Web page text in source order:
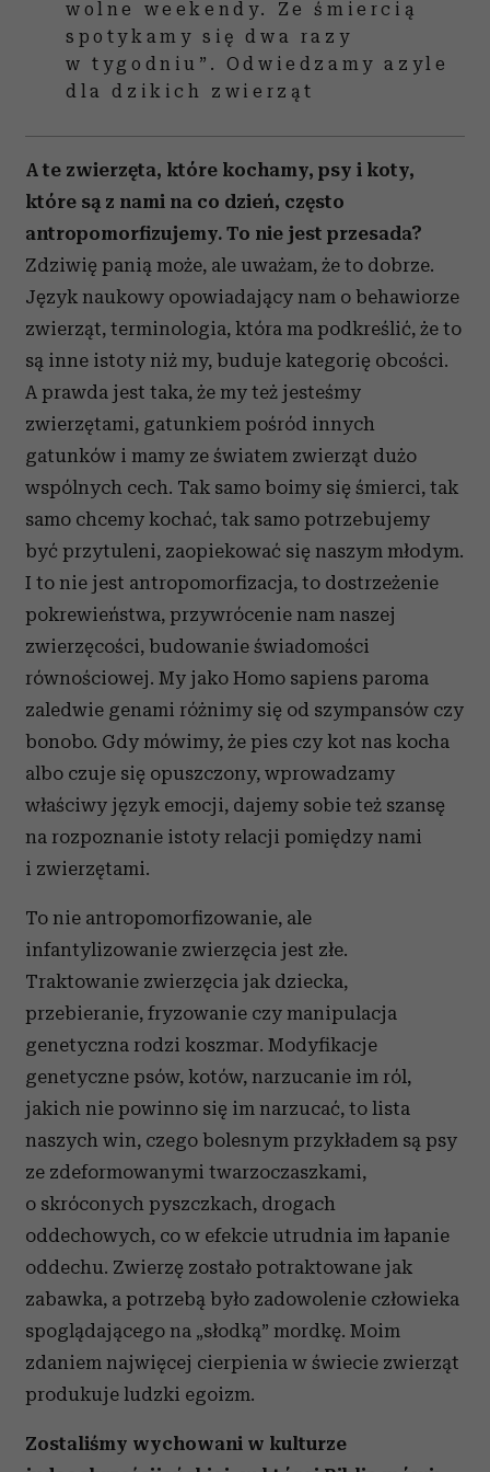
wolne weekendy. Ze śmiercią
spotykamy się dwa razy
w tygodniu”. Odwiedzamy azyle
dla dzikich zwierząt
A te zwierzęta, które kochamy, psy i koty,
które są z nami na co dzień, często
antropomorfizujemy. To nie jest przesada?
Zdziwię panią może, ale uważam, że to dobrze.
Język naukowy opowiadający nam o behawiorze
zwierząt, terminologia, która ma podkreślić, że to
są inne istoty niż my, buduje kategorię obcości.
A prawda jest taka, że my też jesteśmy
zwierzętami, gatunkiem pośród innych
gatunków i mamy ze światem zwierząt dużo
wspólnych cech. Tak samo boimy się śmierci, tak
samo chcemy kochać, tak samo potrzebujemy
być przytuleni, zaopiekować się naszym młodym.
I to nie jest antropomorfizacja, to dostrzeżenie
pokrewieństwa, przywrócenie nam naszej
zwierzęcości, budowanie świadomości
równościowej. My jako Homo sapiens paroma
zaledwie genami różnimy się od szympansów czy
bonobo. Gdy mówimy, że pies czy kot nas kocha
albo czuje się opuszczony, wprowadzamy
właściwy język emocji, dajemy sobie też szansę
na rozpoznanie istoty relacji pomiędzy nami
i zwierzętami.
To nie antropomorfizowanie, ale
infantylizowanie zwierzęcia jest złe.
Traktowanie zwierzęcia jak dziecka,
przebieranie, fryzowanie czy manipulacja
genetyczna rodzi koszmar. Modyfikacje
genetyczne psów, kotów, narzucanie im ról,
jakich nie powinno się im narzucać, to lista
naszych win, czego bolesnym przykładem są psy
ze zdeformowanymi twarzoczaszkami,
o skróconych pyszczkach, drogach
oddechowych, co w efekcie utrudnia im łapanie
oddechu. Zwierzę zostało potraktowane jak
zabawka, a potrzebą było zadowolenie człowieka
spoglądającego na „słodką” mordkę. Moim
zdaniem najwięcej cierpienia w świecie zwierząt
produkuje ludzki egoizm.
Zostaliśmy wychowani w kulturze